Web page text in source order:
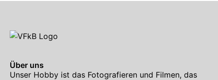
Über uns
Unser Hobby ist das Fotografieren und Filmen, das